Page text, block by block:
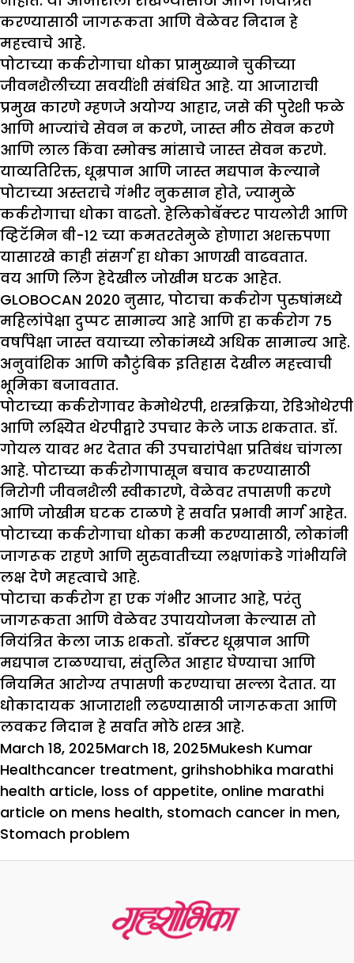
करण्यासाठी जागरूकता आणि वेळेवर निदान हे
महत्त्वाचे आहे.
पोटाच्या कर्करोगाचा धोका प्रामुख्याने चुकीच्या
जीवनशैलीच्या सवयींशी संबंधित आहे. या आजाराची
प्रमुख कारणे म्हणजे अयोग्य आहार, जसे की पुरेशी फळे
आणि भाज्यांचे सेवन न करणे, जास्त मीठ सेवन करणे
आणि लाल किंवा स्मोक्ड मांसाचे जास्त सेवन करणे.
याव्यतिरिक्त, धूम्रपान आणि जास्त मद्यपान केल्याने
पोटाच्या अस्तराचे गंभीर नुकसान होते, ज्यामुळे
कर्करोगाचा धोका वाढतो. हेलिकोबॅक्टर पायलोरी आणि
व्हिटॅमिन बी-१२ च्या कमतरतेमुळे होणारा अशक्तपणा
यासारखे काही संसर्ग हा धोका आणखी वाढवतात.
वय आणि लिंग हेदेखील जोखीम घटक आहेत.
GLOBOCAN 2020 नुसार, पोटाचा कर्करोग पुरुषांमध्ये
महिलांपेक्षा दुप्पट सामान्य आहे आणि हा कर्करोग 75
वर्षांपेक्षा जास्त वयाच्या लोकांमध्ये अधिक सामान्य आहे.
अनुवांशिक आणि कौटुंबिक इतिहास देखील महत्त्वाची
भूमिका बजावतात.
पोटाच्या कर्करोगावर केमोथेरपी, शस्त्रक्रिया, रेडिओथेरपी
आणि लक्ष्यित थेरपीद्वारे उपचार केले जाऊ शकतात. डॉ.
गोयल यावर भर देतात की उपचारांपेक्षा प्रतिबंध चांगला
आहे. पोटाच्या कर्करोगापासून बचाव करण्यासाठी
निरोगी जीवनशैली स्वीकारणे, वेळेवर तपासणी करणे
आणि जोखीम घटक टाळणे हे सर्वात प्रभावी मार्ग आहेत.
पोटाच्या कर्करोगाचा धोका कमी करण्यासाठी, लोकांनी
जागरूक राहणे आणि सुरुवातीच्या लक्षणांकडे गांभीर्याने
लक्ष देणे महत्वाचे आहे.
पोटाचा कर्करोग हा एक गंभीर आजार आहे, परंतु
जागरूकता आणि वेळेवर उपाययोजना केल्यास तो
नियंत्रित केला जाऊ शकतो. डॉक्टर धूम्रपान आणि
मद्यपान टाळण्याचा, संतुलित आहार घेण्याचा आणि
नियमित आरोग्य तपासणी करण्याचा सल्ला देतात. या
धोकादायक आजाराशी लढण्यासाठी जागरूकता आणि
लवकर निदान हे सर्वात मोठे शस्त्र आहे.
Posted
on
March 18, 2025March 18, 2025Author
Mukesh Kumar
HealthTags
cancer treatment, grihshobhika marathi
health article, loss of appetite, online marathi
article on mens health, stomach cancer in men,
Stomach problem